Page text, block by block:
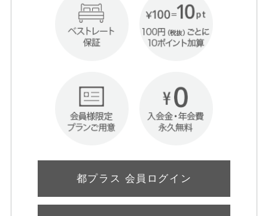
都プラス 会員ログイン